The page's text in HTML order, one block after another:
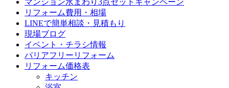
マンション水まわり3点セットキャンペーン
リフォーム費用・相場
LINEで簡単相談・見積もり
現場ブログ
イベント・チラシ情報
バリアフリーリフォーム
リフォーム価格表
キッチン